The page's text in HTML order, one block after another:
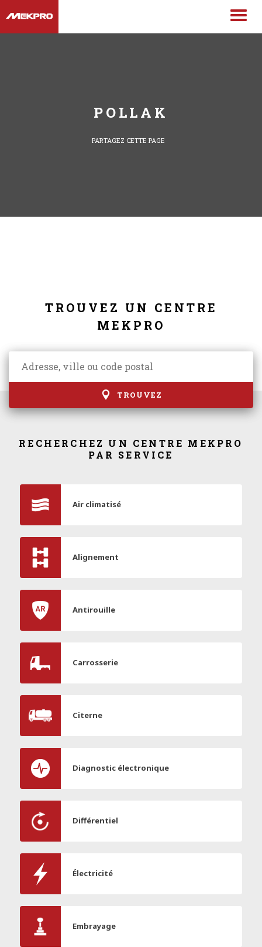
POLLAK
PARTAGEZ CETTE PAGE
TROUVEZ UN CENTRE
MEKPRO
TROUVEZ
RECHERCHEZ UN CENTRE MEKPRO
PAR SERVICE
Air climatisé
Alignement
Antirouille
Carrosserie
Citerne
Diagnostic électronique
Différentiel
Électricité
Embrayage